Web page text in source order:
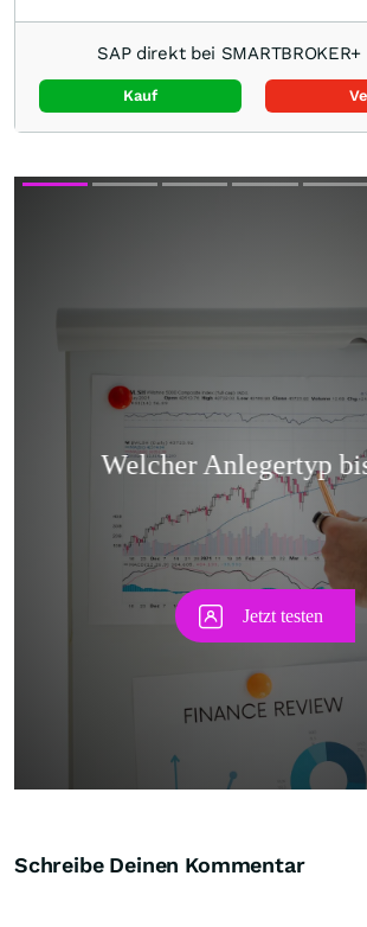
SAP direkt bei
Kauf
Schreibe Deinen Kommentar